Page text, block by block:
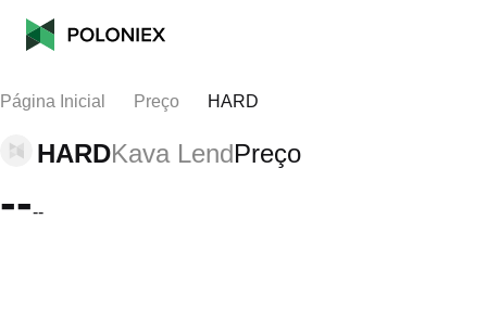
Página Inicial Preço HARD
HARDKava LendPreço
----